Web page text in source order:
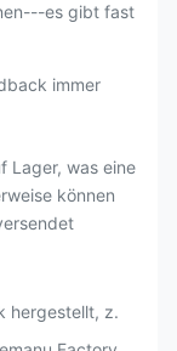
es gibt fast
immer
Lager, was eine
können
hergestellt, z.